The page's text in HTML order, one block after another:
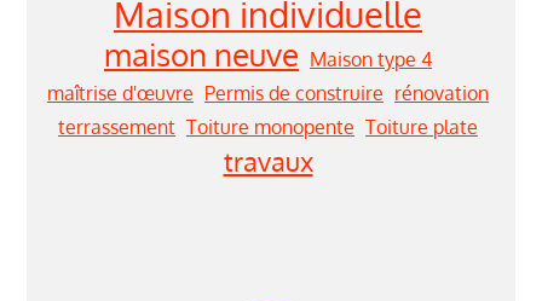
Maison individuelle
maison neuve Maison type 4
maîtrise d'œuvre Permis de construire rénovation
terrassement Toiture monopente Toiture plate
travaux